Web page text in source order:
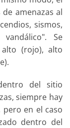
amenazas al
sismos,
Se
(rojo), alto
del sitio
siempre hay
en el caso
dentro del